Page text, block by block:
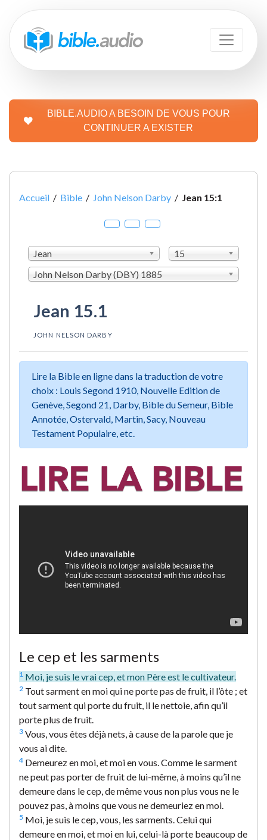
BIBLE.AUDIO A BESOIN DE VOUS POUR
CONTINUER A EXISTER
Accueil / Bible / John Nelson Darby / Jean 15:1
Jean
15
John Nelson Darby (DBY) 1885
Jean 15.1
JOHN NELSON DARBY
Lire la Bible en ligne dans la traduction de votre
choix : Louis Segond 1910, Nouvelle Edition de
Genève, Segond 21, Darby, Bible du Semeur, Bible
Annotée, Ostervald, Martin, Sacy, Nouveau
Testament Populaire, etc.
Le cep et les sarments
1 Moi, je suis le vrai cep, et mon Père est le cultivateur.
2 Tout sarment en moi qui ne porte pas de fruit, il l’ôte ; et
tout sarment qui porte du fruit, il le nettoie, afin qu’il
porte plus de fruit.
3 Vous, vous êtes déjà nets, à cause de la parole que je
vous ai dite.
4 Demeurez en moi, et moi en vous. Comme le sarment
ne peut pas porter de fruit de lui-même, à moins qu’il ne
demeure dans le cep, de même vous non plus vous ne le
pouvez pas, à moins que vous ne demeuriez en moi.
5 Moi, je suis le cep, vous, les sarments. Celui qui
demeure en moi, et moi en lui, celui-là porte beaucoup de